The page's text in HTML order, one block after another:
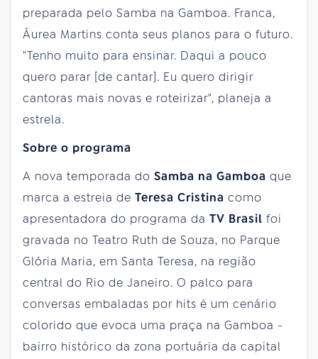
preparada pelo Samba na Gamboa. Franca,
Áurea Martins conta seus planos para o futuro.
"Tenho muito para ensinar. Daqui a pouco
quero parar [de cantar]. Eu quero dirigir
cantoras mais novas e roteirizar", planeja a
estrela.
Sobre o programa
A nova temporada do Samba na Gamboa que
marca a estreia de Teresa Cristina como
apresentadora do programa da TV Brasil foi
gravada no Teatro Ruth de Souza, no Parque
Glória Maria, em Santa Teresa, na região
central do Rio de Janeiro. O palco para
conversas embaladas por hits é um cenário
colorido que evoca uma praça na Gamboa -
bairro histórico da zona portuária da capital